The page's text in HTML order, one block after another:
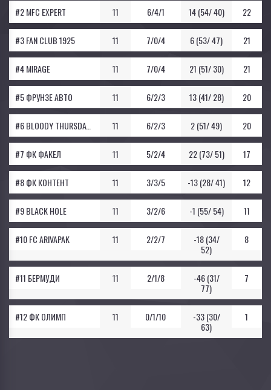
#2 MFC EXPERT 11 6/4/1 14 (54/ 40) 22
#3 FAN CLUB 1925 11 7/0/4 6 (53/ 47) 21
#4 MIRAGE 11 7/0/4 21 (51/ 30) 21
#5 ФРУНЗЕ АВТО 11 6/2/3 13 (41/ 28) 20
#6 BLOODY THURSDAY 80 11 6/2/3 2 (51/ 49) 20
#7 ФК ФАКЕЛ 11 5/2/4 22 (73/ 51) 17
#8 ФК КОНТЕНТ 11 3/3/5 -13 (28/ 41) 12
#9 BLACK HOLE 11 3/2/6 -1 (55/ 54) 11
#10 FC ARIVAPAK 11 2/2/7
-18 (34/
52)
8
#11 БЕРМУДИ 11 2/1/8
-46 (31/
77)
7
#12 ФК ОЛИМП 11 0/1/10
-33 (30/
63)
1